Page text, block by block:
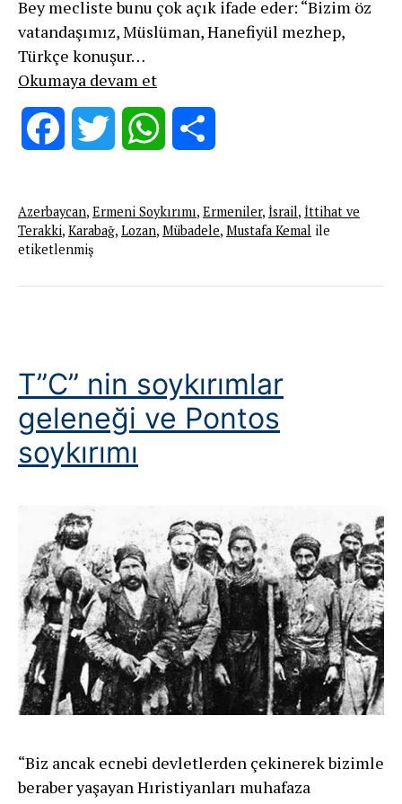
Bey mecliste bunu çok açık ifade eder: “Bizim öz
vatandaşımız, Müslüman, Hanefiyül mezhep,
Türkçe konuşur…
Okumaya devam etHaksız
ve
hukuksuz
diploması
Facebook Twitter WhatsApp
Azerbaycan, Ermeni Soykırımı, Ermeniler, İsrail, İttihat ve
Terakki, Karabağ, Lozan, Mübadele, Mustafa Kemal ile
etiketlenmiş
T”C” nin soykırımlar
geleneği ve Pontos
soykırımı
“Biz ancak ecnebi devletlerden çekinerek bizimle
beraber yaşayan Hıristiyanları muhafaza